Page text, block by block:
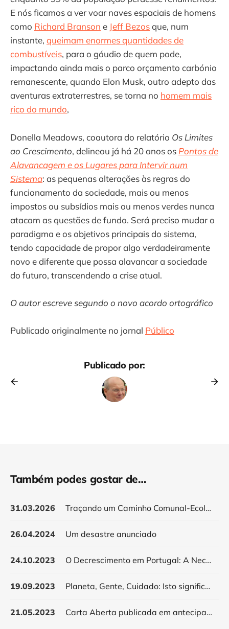
E nós ficamos a ver voar naves espaciais de homens
como Richard Branson e Jeff Bezosque, num
instante, queimam enormes quantidades de
combustíveis, para o gáudio de quem pode,
impactando ainda mais o parco orçamento carbónio
remanescente, quando Elon Musk, outro adepto das
aventuras extraterrestres, se torna no homem mais
rico do mundo,
Donella Meadows, coautora do relatório Os Limites
ao Crescimento, delineou já há 20 anos os Pontos de
Alavancagem e os Lugares para Intervir num
Sistema: as pequenas alterações às regras do
funcionamento da sociedade, mais ou menos
impostos ou subsídios mais ou menos verdes nunca
atacam as questões de fundo. Será preciso mudar o
paradigma e os objetivos principais do sistema,
tendo capacidade de propor algo verdadeiramente
novo e diferente que possa alavancar a sociedade
do futuro, transcendendo a crise atual.
O autor escreve segundo o novo acordo ortográfico
Publicado originalmente no jornal Público
Publicado por:
Também podes gostar de…
31.03.2026 Traçando um Caminho Comunal-Ecológico: Para Além do Fetiche do Crescimento
26.04.2024 Um desastre anunciado
24.10.2023 O Decrescimento em Portugal: A Necessidade de Demolir um Paradigma
19.09.2023 Planeta, Gente, Cuidado: Isto significa Decrescimento!
21.05.2023 Carta Aberta publicada em antecipação da Conferência "Beyond Growth 2023" (Para Além do Crescimento)